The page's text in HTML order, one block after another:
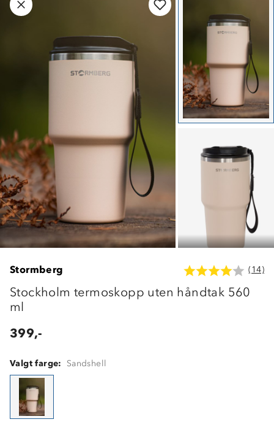
Stormberg (14)
Stockholm termoskopp uten håndtak 560
ml
399,-
Valgt farge: Sandshell